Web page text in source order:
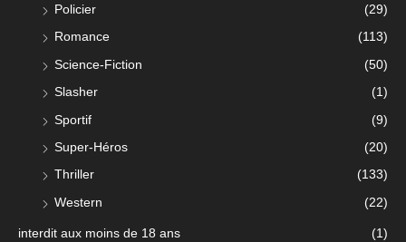
Policier (29)
Romance (113)
Science-Fiction (50)
Slasher (1)
Sportif (9)
Super-Héros (20)
Thriller (133)
Western (22)
interdit aux moins de 18 ans (1)